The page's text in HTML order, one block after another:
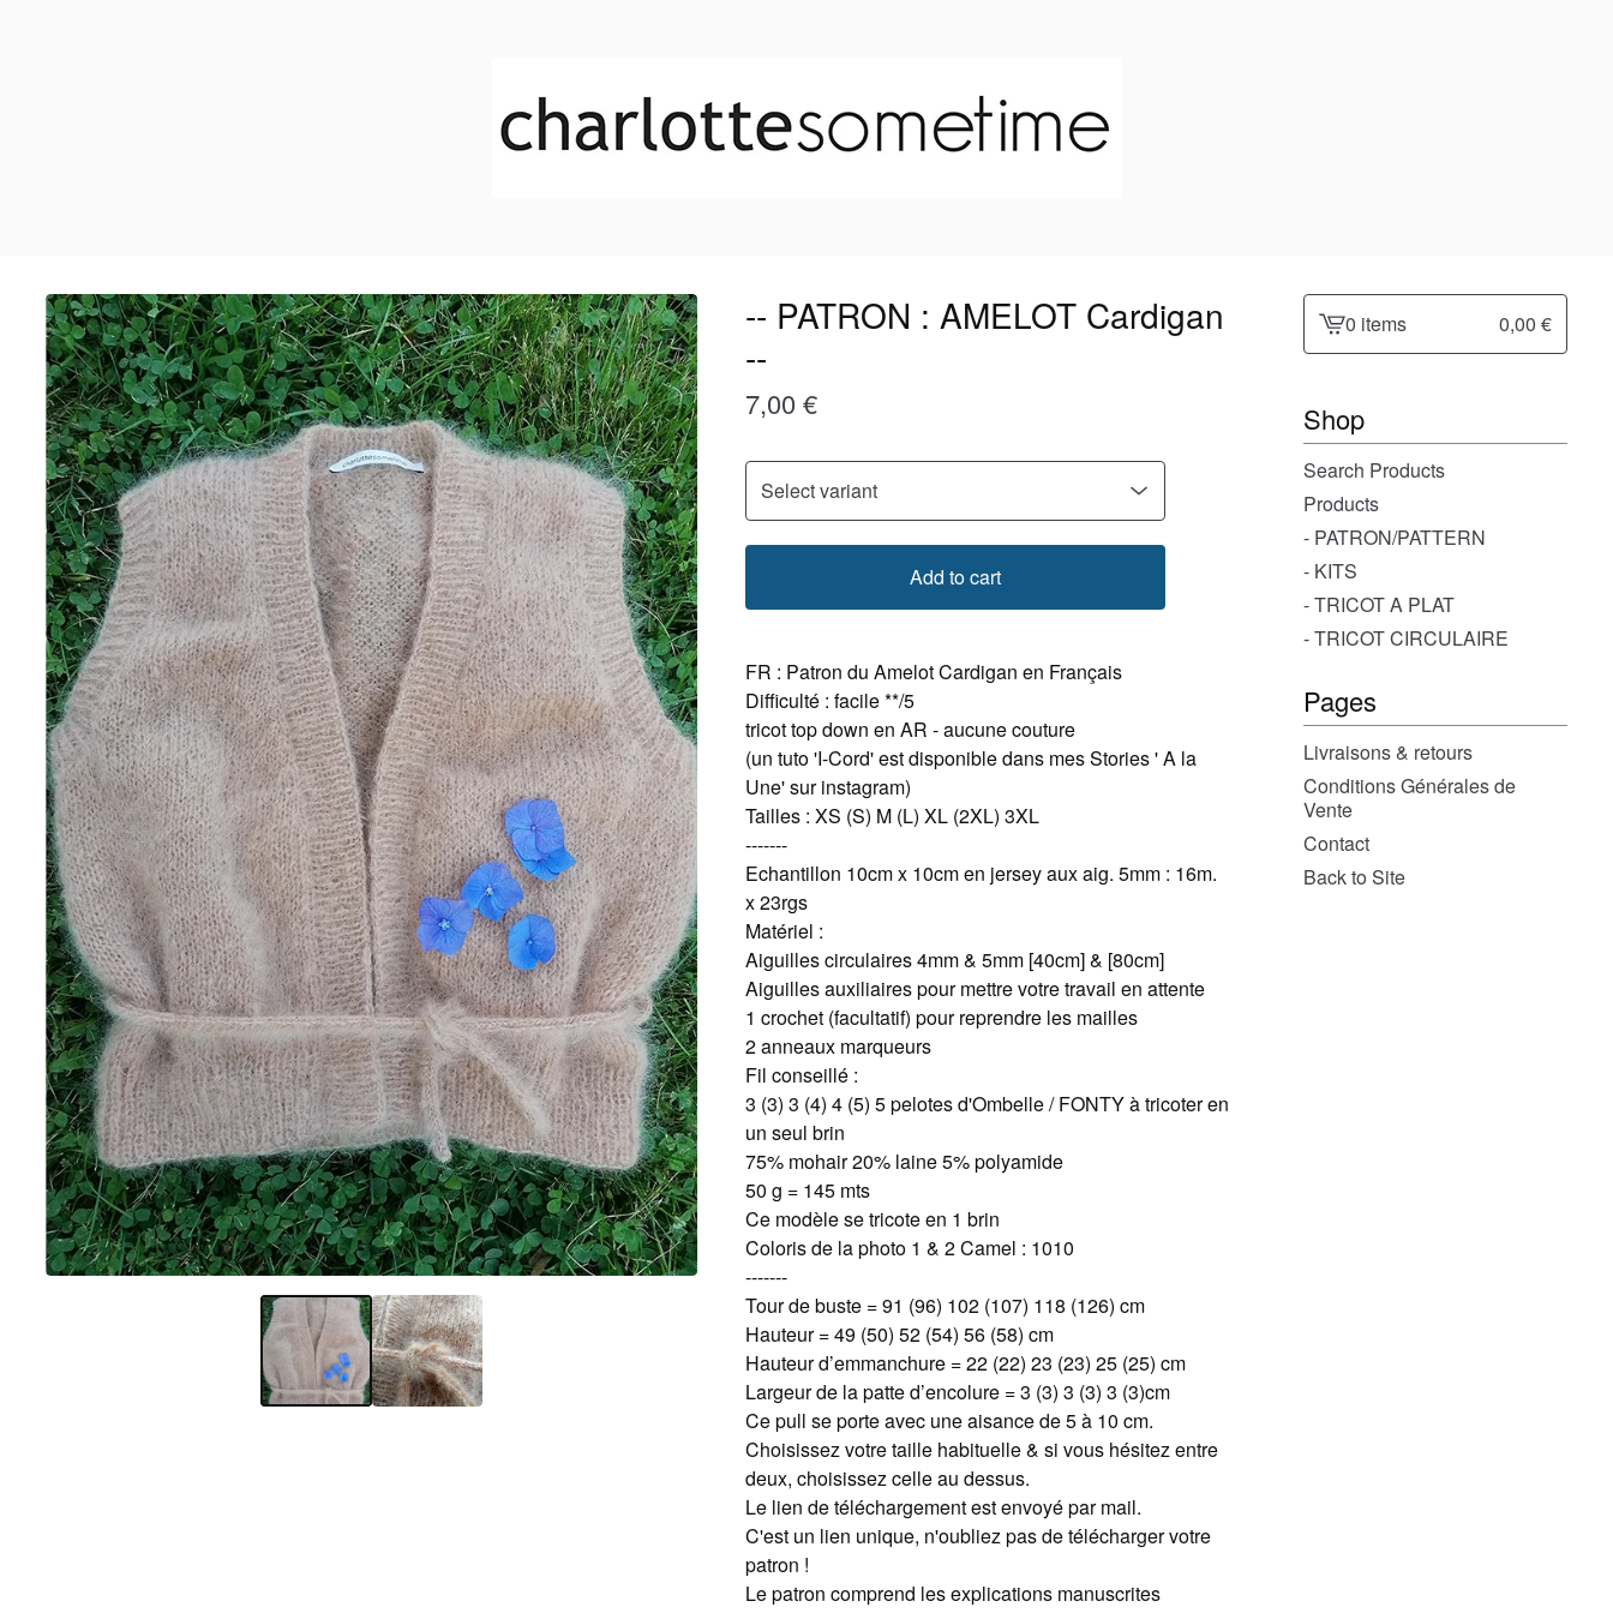
-- PATRON : AMELOT Cardigan
--
7,00€
Add to cart
FR : Patron du Amelot Cardigan en Français
Difficulté : facile **/5
tricot top down en AR - aucune couture
(un tuto 'I-Cord' est disponible dans mes Stories ' A la
Une' sur instagram)
Tailles : XS (S) M (L) XL (2XL) 3XL
-------
Echantillon 10cm x 10cm en jersey aux aig. 5mm : 16m.
x 23rgs
Matériel :
Aiguilles circulaires 4mm & 5mm [40cm] & [80cm]
Aiguilles auxiliaires pour mettre votre travail en attente
1 crochet (facultatif) pour reprendre les mailles
2 anneaux marqueurs
Fil conseillé :
3 (3) 3 (4) 4 (5) 5 pelotes d'Ombelle / FONTY à tricoter en
un seul brin
75% mohair 20% laine 5% polyamide
50 g = 145 mts
Ce modèle se tricote en 1 brin
Coloris de la photo 1 & 2 Camel : 1010
-------
Tour de buste = 91 (96) 102 (107) 118 (126) cm
Hauteur = 49 (50) 52 (54) 56 (58) cm
Hauteur d’emmanchure = 22 (22) 23 (23) 25 (25) cm
Largeur de la patte d’encolure = 3 (3) 3 (3) 3 (3)cm
Ce pull se porte avec une aisance de 5 à 10 cm.
Choisissez votre taille habituelle & si vous hésitez entre
deux, choisissez celle au dessus.
Le lien de téléchargement est envoyé par mail.
C'est un lien unique, n'oubliez pas de télécharger votre
patron !
Le patron comprend les explications manuscrites
View0 items 0,00 €
Shop
Search Products
Products
- PATRON/PATTERN
- KITS
- TRICOT A PLAT
- TRICOT CIRCULAIRE
Pages
Livraisons & retours
Conditions Générales de
Vente
Contact
Back to Site